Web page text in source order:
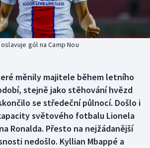
gól na Camp Nou
měnily majitele během letního
stejně jako stěhování hvězd
se středeční půlnocí. Došlo i
světového fotbalu Lionela
Ronalda. Přesto na nejžádanější
nedošlo. Kyllian Mbappé a